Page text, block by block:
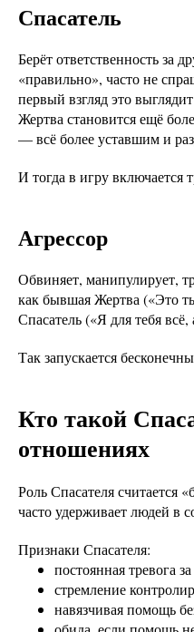
Спасатель
Берёт ответственность за
«правильно», часто не
первый взгляд это
Жертва становится ещё
— всё более уставшим и
И тогда в игру включается
Агрессор
Обвиняет, манипулирует,
как бывшая Жертва («Это
Спасатель («Я для тебя
Так запускается
Кто такой
отношениях
Роль Спасателя считается
часто удерживает людей в
Признаки Спасателя:
постоянная тревога
стремление
навязчивая помощь